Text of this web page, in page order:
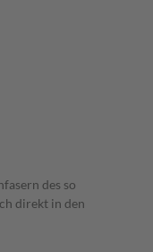
des so
direkt in den